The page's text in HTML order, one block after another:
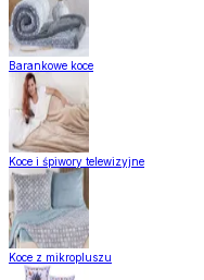
Barankowe koce
Koce i śpiwory telewizyjne
Koce z mikropluszu